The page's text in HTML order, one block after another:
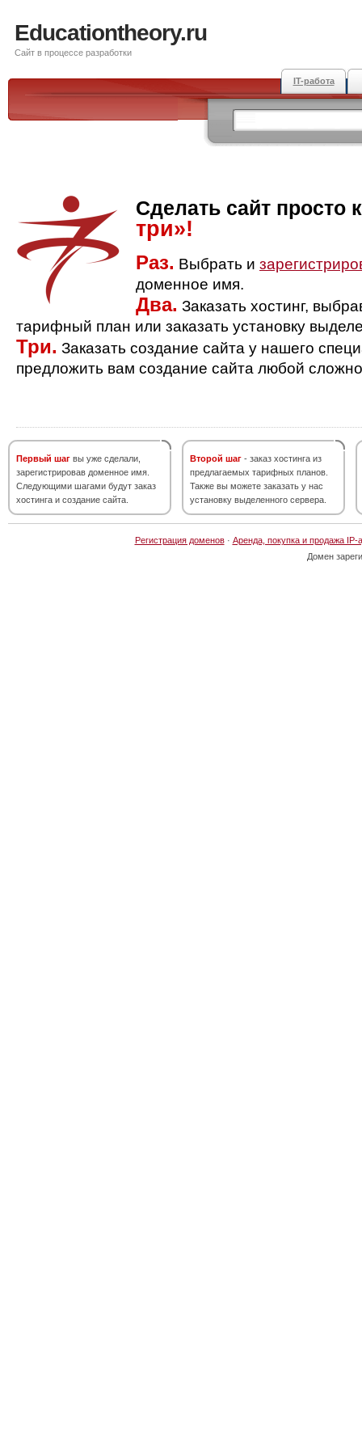
Educationtheory.ru
Сайт в процессе разработки
IT-работа
Сделать сайт просто
три»!
Раз. Выбрать и
доменное имя.
Два. Заказать хостинг,
тарифный план или заказать установку
Три. Заказать создание сайта у нашего
предложить вам создание сайта любой
Первый шаг вы уже сделали,
зарегистрировав доменное имя.
Следующими шагами будут заказ
хостинга и создание сайта.
Второй шаг - заказ хостинга из
предлагаемых тарифных планов.
Также вы можете заказать у нас
установку выделенного сервера.
Регистрация доменов· Аренда, покупка и продажа IP-
Домен